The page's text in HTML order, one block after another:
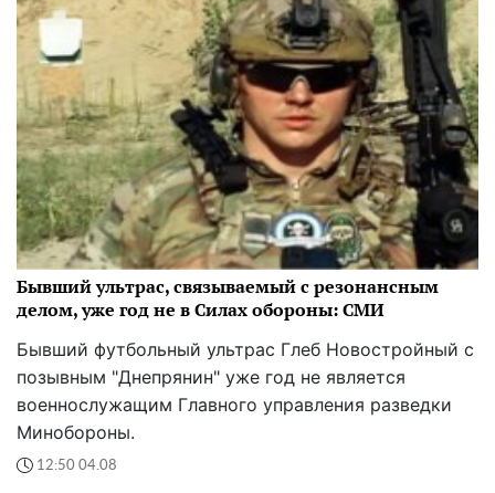
Бывший ультрас, связываемый с резонансным
делом, уже год не в Силах обороны: СМИ
Бывший футбольный ультрас Глеб Новостройный с
позывным "Днепрянин" уже год не является
военнослужащим Главного управления разведки
Минобороны.
12:50 04.08